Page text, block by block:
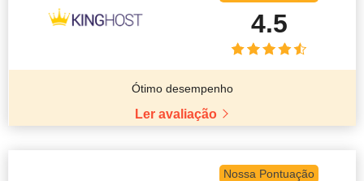
4.5
Ótimo desempenho
Ler avaliação
Nossa Pontuação